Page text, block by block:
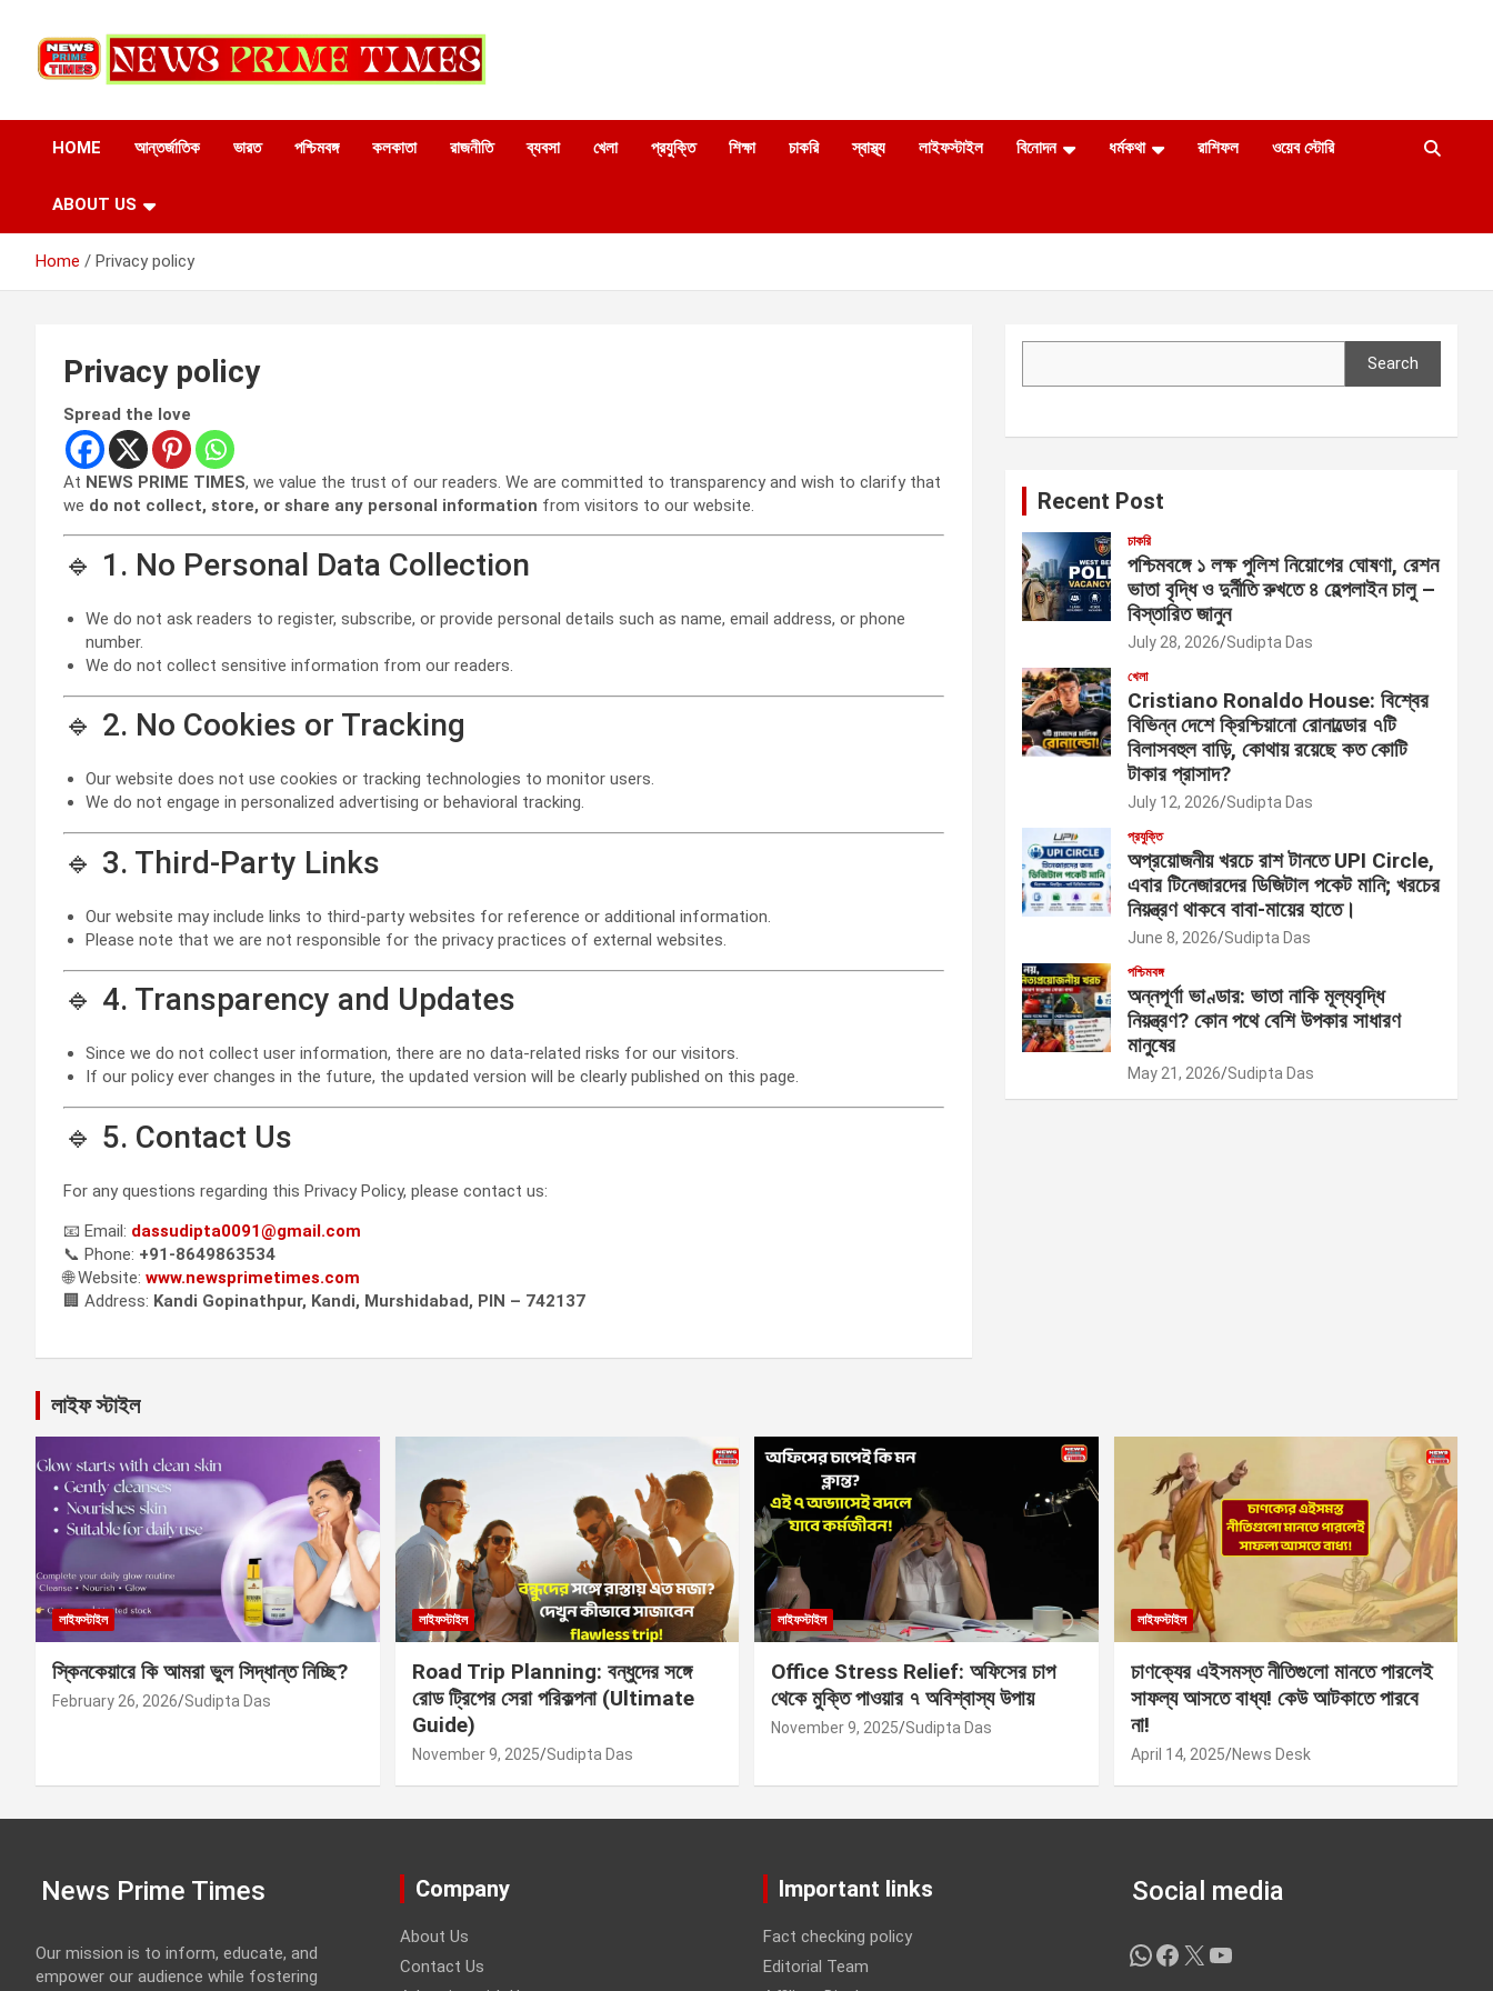
content
HOME আন্তর্জাতিক ভারত পশ্চিমবঙ্গ কলকাতা রাজনীতি ব্যবসা খেলা প্রযুক্তি শিক্ষা চাকরি স্বাস্থ্য লাইফস্টাইল বিনোদন ধর্মকথা রাশিফল ওয়েব স্টোরি
ABOUT US
Home Privacy policy
Privacy policy
Spread the love
At NEWS PRIME TIMES, we value the trust of our readers. We are committed to transparency and wish to clarify that
we do not collect, store, or share any personal information from visitors to our website.
🔹 1. No Personal Data Collection
We do not ask readers to register, subscribe, or provide personal details such as name, email address, or phone
number.
We do not collect sensitive information from our readers.
🔹 2. No Cookies or Tracking
Our website does not use cookies or tracking technologies to monitor users.
We do not engage in personalized advertising or behavioral tracking.
🔹 3. Third-Party Links
Our website may include links to third-party websites for reference or additional information.
Please note that we are not responsible for the privacy practices of external websites.
🔹 4. Transparency and Updates
Since we do not collect user information, there are no data-related risks for our visitors.
If our policy ever changes in the future, the updated version will be clearly published on this page.
🔹 5. Contact Us
For any questions regarding this Privacy Policy, please contact us:
📧 Email: dassudipta0091@gmail.com
📞 Phone: +91-8649863534
🌐 Website: www.newsprimetimes.com
🏢 Address: Kandi Gopinathpur, Kandi, Murshidabad, PIN – 742137
Search
Recent Post
চাকরি
পশ্চিমবঙ্গে ১ লক্ষ পুলিশ নিয়োগের ঘোষণা, রেশন
ভাতা বৃদ্ধি ও দুর্নীতি রুখতে ৪ হেল্পলাইন চালু –
বিস্তারিত জানুন
July 28, 2026 Sudipta Das
খেলা
Cristiano Ronaldo House: বিশ্বের
বিভিন্ন দেশে ক্রিশ্চিয়ানো রোনাল্ডোর ৭টি
বিলাসবহুল বাড়ি, কোথায় রয়েছে কত কোটি
টাকার প্রাসাদ?
July 12, 2026 Sudipta Das
প্রযুক্তি
অপ্রয়োজনীয় খরচে রাশ টানতে UPI Circle,
এবার টিনেজারদের ডিজিটাল পকেট মানি; খরচের
নিয়ন্ত্রণ থাকবে বাবা-মায়ের হাতে।
June 8, 2026 Sudipta Das
পশ্চিমবঙ্গ
অন্নপূর্ণা ভাণ্ডার: ভাতা নাকি মূল্যবৃদ্ধি
নিয়ন্ত্রণ? কোন পথে বেশি উপকার সাধারণ
মানুষের
May 21, 2026 Sudipta Das
লাইফ স্টাইল
লাইফস্টাইল
স্কিনকেয়ারে কি আমরা ভুল সিদ্ধান্ত নিচ্ছি?
February 26, 2026 Sudipta Das
লাইফস্টাইল
Road Trip Planning: বন্ধুদের সঙ্গে
রোড ট্রিপের সেরা পরিকল্পনা (Ultimate
Guide)
November 9, 2025 Sudipta Das
লাইফস্টাইল
Office Stress Relief: অফিসের চাপ
থেকে মুক্তি পাওয়ার ৭ অবিশ্বাস্য উপায়
November 9, 2025 Sudipta Das
লাইফস্টাইল
চাণক্যের এইসমস্ত নীতিগুলো মানতে পারলেই
সাফল্য আসতে বাধ্য! কেউ আটকাতে পারবে
না!
April 14, 2025 News Desk
News Prime Times
Our mission is to inform, educate, and
empower our audience while fostering
Company
About Us
Contact Us
Important links
Fact checking policy
Editorial Team
Social media
WhatsApp
Facebook
X YouTube